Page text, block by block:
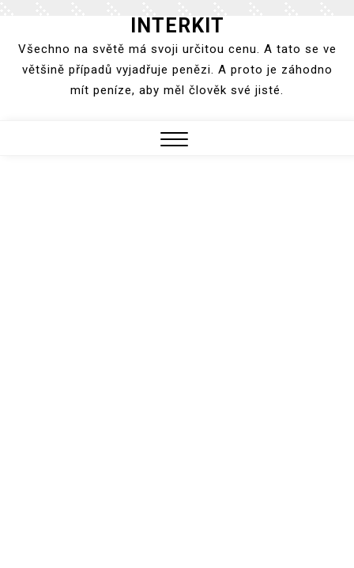
content
INTERKIT
Všechno na světě má svoji určitou cenu. A tato se ve
většině případů vyjadřuje penězi. A proto je záhodno
mít peníze, aby měl člověk své jisté.